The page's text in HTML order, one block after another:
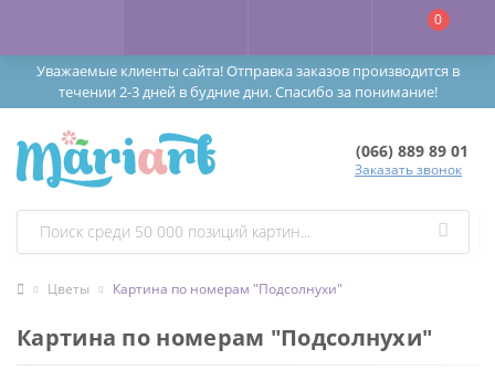
Уважаемые клиенты сайта! Отправка заказов производится в
течении 2-3 дней в будние дни. Спасибо за понимание!
0
(066) 889 89 01
Заказать звонок
Цветы Картина по номерам "Подсолнухи"
Картина по номерам "Подсолнухи"